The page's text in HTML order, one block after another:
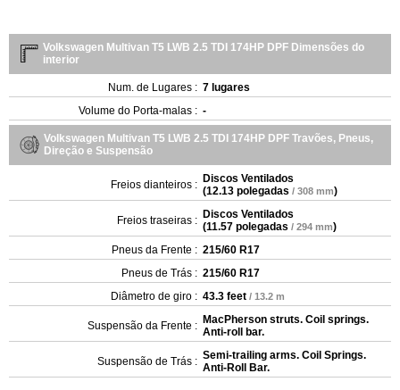
Volkswagen Multivan T5 LWB 2.5 TDI 174HP DPF Dimensões do
interior
Num. de Lugares : 7 lugares
Volume do Porta-malas : -
Volkswagen Multivan T5 LWB 2.5 TDI 174HP DPF Travões, Pneus,
Direção e Suspensão
Freios dianteiros : Discos Ventilados
(12.13 polegadas / 308 mm)
Freios traseiras : Discos Ventilados
(11.57 polegadas / 294 mm)
Pneus da Frente : 215/60 R17
Pneus de Trás : 215/60 R17
Diâmetro de giro : 43.3 feet / 13.2 m
Suspensão da Frente : MacPherson struts. Coil springs.
Anti-roll bar.
Suspensão de Trás : Semi-trailing arms. Coil Springs.
Anti-Roll Bar.